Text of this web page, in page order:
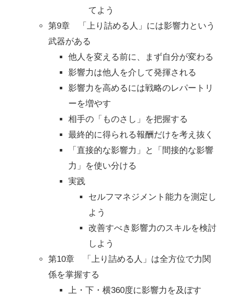
てよう
第9章 「上り詰める人」には影響力という
武器がある
他人を変える前に、まず自分が変わる
影響力は他人を介して発揮される
影響力を高めるには戦略のレパートリ
ーを増やす
相手の「ものさし」を把握する
最終的に得られる報酬だけを考え抜く
「直接的な影響力」と「間接的な影響
力」を使い分ける
実践
セルフマネジメント能力を測定し
よう
改善すべき影響力のスキルを検討
しよう
第10章 「上り詰める人」は全方位で力関
係を掌握する
上・下・横360度に影響力を及ぼす